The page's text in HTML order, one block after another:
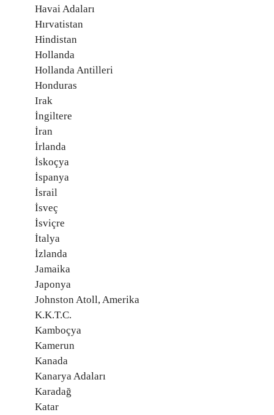
Havai Adaları
Hırvatistan
Hindistan
Hollanda
Hollanda Antilleri
Honduras
Irak
İngiltere
İran
İrlanda
İskoçya
İspanya
İsrail
İsveç
İsviçre
İtalya
İzlanda
Jamaika
Japonya
Johnston Atoll, Amerika
K.K.T.C.
Kamboçya
Kamerun
Kanada
Kanarya Adaları
Karadağ
Katar